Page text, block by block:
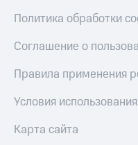
Политика обработки
Соглашение о
Правила применения
Условия
Карта сайта